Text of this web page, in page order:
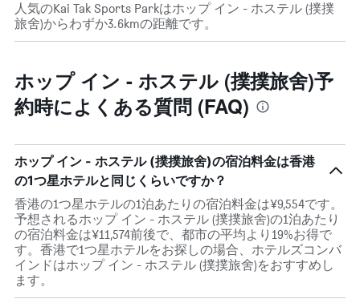
人気のKai Tak Sports Parkはホップ イン - ホステル (撲撲
旅舍)からわずか3.6kmの距離です。
ホップ イン - ホステル (撲撲旅舍)予
約時によくある質問 (FAQ)
ホップ イン - ホステル (撲撲旅舍)の宿泊料金は香港
の1つ星ホテルと同じくらいですか？
香港の1つ星ホテルの1泊あたりの宿泊料金は¥9,554です。
予想されるホップ イン - ホステル (撲撲旅舍)の1泊あたり
の宿泊料金は¥11,574前後で、都市の平均より19%お得で
す。香港で1つ星ホテルをお探しの場合、ホテルズコンバ
インドはホップ イン - ホステル (撲撲旅舍)をおすすめし
ます。